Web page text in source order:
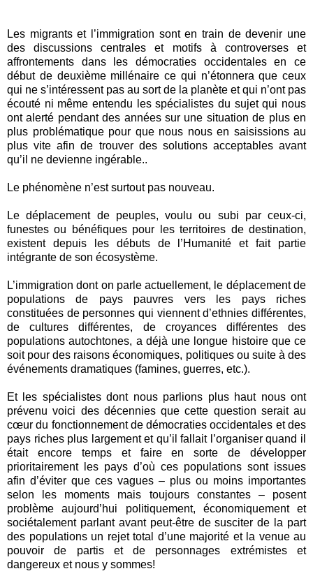
Les migrants et l’immigration sont en train de devenir une
des discussions centrales et motifs à controverses et
affrontements dans les démocraties occidentales en ce
début de deuxième millénaire ce qui n’étonnera que ceux
qui ne s’intéressent pas au sort de la planète et qui n’ont pas
écouté ni même entendu les spécialistes du sujet qui nous
ont alerté pendant des années sur une situation de plus en
plus problématique pour que nous nous en saisissions au
plus vite afin de trouver des solutions acceptables avant
qu’il ne devienne ingérable..
Le phénomène n’est surtout pas nouveau.
Le déplacement de peuples, voulu ou subi par ceux-ci,
funestes ou bénéfiques pour les territoires de destination,
existent depuis les débuts de l’Humanité et fait partie
intégrante de son écosystème.
L’immigration dont on parle actuellement, le déplacement de
populations de pays pauvres vers les pays riches
constituées de personnes qui viennent d’ethnies différentes,
de cultures différentes, de croyances différentes des
populations autochtones, a déjà une longue histoire que ce
soit pour des raisons économiques, politiques ou suite à des
événements dramatiques (famines, guerres, etc.).
Et les spécialistes dont nous parlions plus haut nous ont
prévenu voici des décennies que cette question serait au
cœur du fonctionnement de démocraties occidentales et des
pays riches plus largement et qu’il fallait l’organiser quand il
était encore temps et faire en sorte de développer
prioritairement les pays d’où ces populations sont issues
afin d’éviter que ces vagues – plus ou moins importantes
selon les moments mais toujours constantes – posent
problème aujourd’hui politiquement, économiquement et
sociétalement parlant avant peut-être de susciter de la part
des populations un rejet total d’une majorité et la venue au
pouvoir de partis et de personnages extrémistes et
dangereux et nous y sommes!